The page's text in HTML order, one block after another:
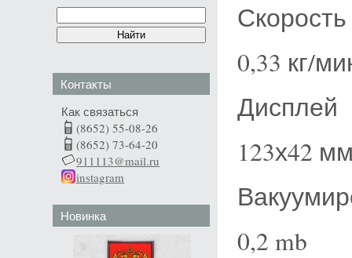
Контакты
Как связаться
(8652) 55-08-26
(8652) 73-64-20
911113@mail.ru
instagram
Новинка
0,33 кг/
Дисплей
123х42
0,2 mb